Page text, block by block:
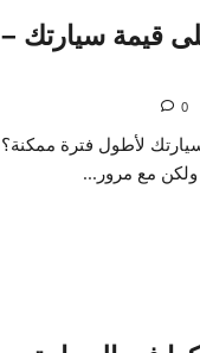
قيمة سيارتك –
لأطول فترة ممكنة؟
مع مرور...